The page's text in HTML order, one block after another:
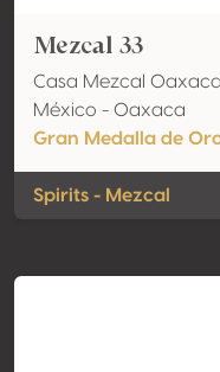
Mezcal 33
Casa Mezcal Oaxaca
México - Oaxaca
Gran Medalla de
Spirits - Mezcal